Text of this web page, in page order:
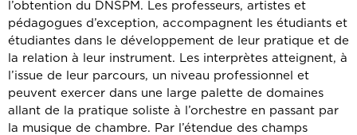
l’obtention du DNSPM. Les professeurs, artistes et
pédagogues d’exception, accompagnent les étudiants et
étudiantes dans le développement de leur pratique et de
la relation à leur instrument. Les interprètes atteignent, à
l’issue de leur parcours, un niveau professionnel et
peuvent exercer dans une large palette de domaines
allant de la pratique soliste à l’orchestre en passant par
la musique de chambre. Par l’étendue des champs